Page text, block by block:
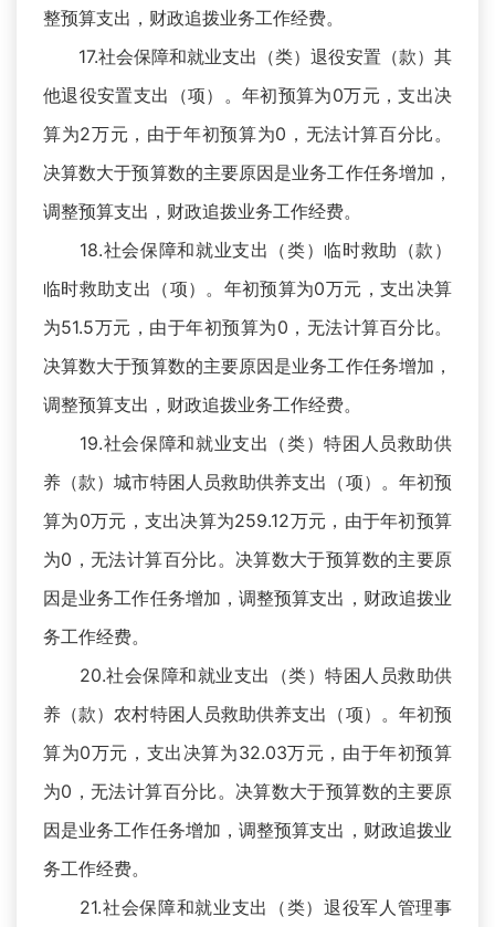
整预算支出，财政追拨业务工作经费。
17.社会保障和就业支出（类）退役安置（款）其
他退役安置支出（项）。年初预算为0万元，支出决
算为2万元，由于年初预算为0，无法计算百分比。
决算数大于预算数的主要原因是业务工作任务增加，
调整预算支出，财政追拨业务工作经费。
18.社会保障和就业支出（类）临时救助（款）
临时救助支出（项）。年初预算为0万元，支出决算
为51.5万元，由于年初预算为0，无法计算百分比。
决算数大于预算数的主要原因是业务工作任务增加，
调整预算支出，财政追拨业务工作经费。
19.社会保障和就业支出（类）特困人员救助供
养（款）城市特困人员救助供养支出（项）。年初预
算为0万元，支出决算为259.12万元，由于年初预算
为0，无法计算百分比。决算数大于预算数的主要原
因是业务工作任务增加，调整预算支出，财政追拨业
务工作经费。
20.社会保障和就业支出（类）特困人员救助供
养（款）农村特困人员救助供养支出（项）。年初预
算为0万元，支出决算为32.03万元，由于年初预算
为0，无法计算百分比。决算数大于预算数的主要原
因是业务工作任务增加，调整预算支出，财政追拨业
务工作经费。
21.社会保障和就业支出（类）退役军人管理事